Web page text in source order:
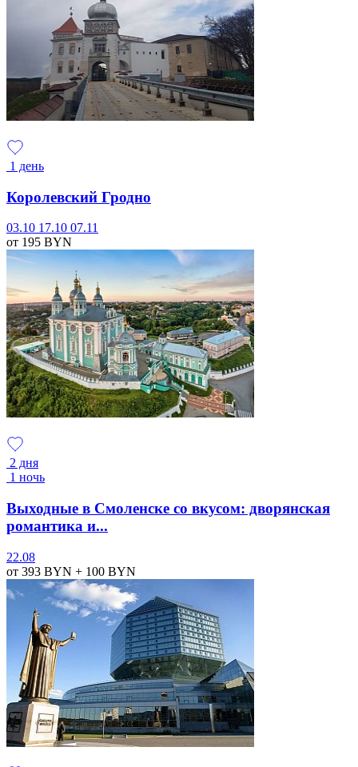
1 день
Королевский Гродно
03.10 17.10 07.11
от 195 BYN
2 дня
1 ночь
Выходные в Смоленске со вкусом: дворянская
романтика и...
22.08
от 393 BYN + 100 BYN